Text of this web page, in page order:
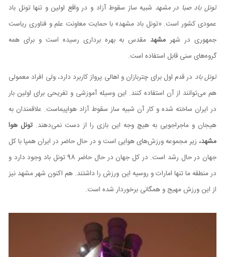
تونل باد صبا در مشهد شبیه ساز سقوط آزاد و در واقع اولین و تنها تونل باد
عمودی کشور است. «تونل باد مشهد» با حمایت معاونت علم و فناوری ریاست
جمهوری در شهر مشهد مقدس به بهره برداری رسیده است و برای همه
گروه‌های سنی قابل استفاده است.
تونل باد در قدم اول برای چتربازان و اهالی پرواز کاربرد دارد، ولی افراد معمولی
هم می‌توانند از آن استفاده کنند. این وسیله آموزشی و تفریحی برای اولین بار
در ایران ساخته شده و کار آن شبیه ساز سقوط آزاد هواپیماست. علاقمندان به
هیجان و ماجراجویی به هیچ وجه این بازی را از دست نمی‌دهند. تونل هوا
مشهد، زیر مجموعه ورزش‌های هوایی است و در حال حاضر در ایران همپا با کل
جهان در حال رشد است. در کل جهان در حال حاضر 98 تونل باد وجود دارد و
در منطقه ما تنها امارات و روسیه این ورزش را داشتند. هم اکنون شهر مشهد نیز
از این ورزش مهیج و همگانی برخوردار شده است.